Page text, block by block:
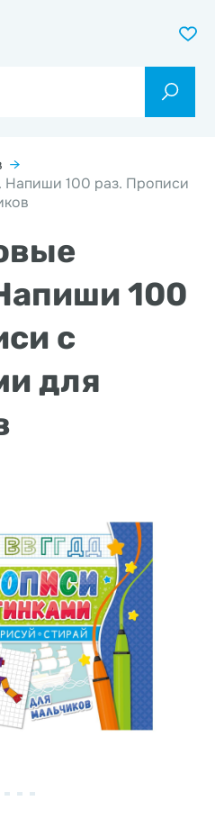
→
Напиши 100 раз. Прописи
100
с
для